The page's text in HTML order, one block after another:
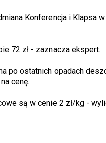
Konferencja i Klapsa
72 zł - zaznacza ekspert.
po ostatnich opadach
cenę.
są w cenie 2 zł/kg -